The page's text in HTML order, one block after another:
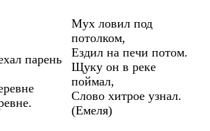
парень
Мух ловил под
потолком,
Ездил на печи потом.
Щуку он в реке
поймал,
Слово хитрое узнал.
(Емеля)